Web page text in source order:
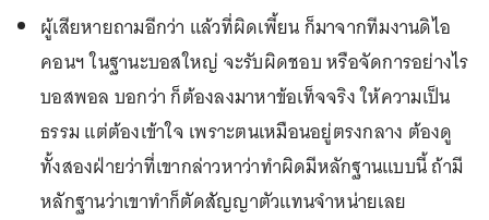
ผู้เสียหายถามอีกว่า แล้วที่ผิดเพี้ยน ก็มาจากทีมงานดิไอ
คอนฯ ในฐานะบอสใหญ่ จะรับผิดชอบ หรือจัดการอย่างไร
บอสพอล บอกว่า ก็ต้องลงมาหาข้อเท็จจริง ให้ความเป็น
ธรรม แต่ต้องเข้าใจ เพราะตนเหมือนอยู่ตรงกลาง ต้องดู
ทั้งสองฝ่ายว่าที่เขากล่าวหาว่าทำผิดมีหลักฐานแบบนี้ ถ้ามี
หลักฐานว่าเขาทำก็ตัดสัญญาตัวแทนจำหน่ายเลย